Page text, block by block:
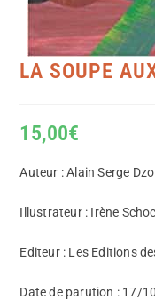
LA SOUPE
15,00€
Auteur : Alain Serge
Illustrateur : Irène
Editeur : Les Editions
Date de parution : 17/